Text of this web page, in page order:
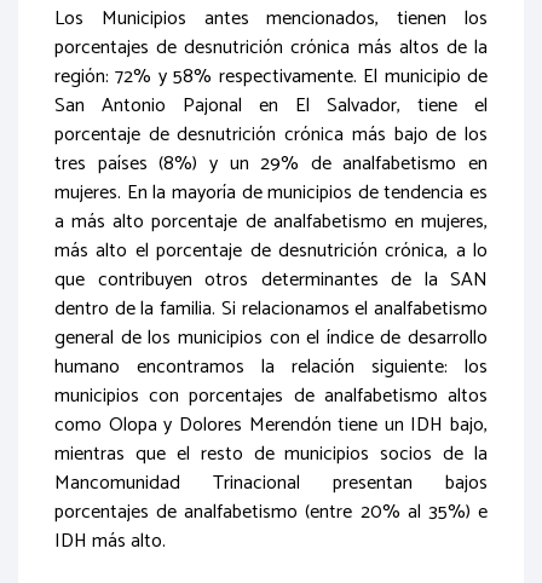
Los Municipios antes mencionados, tienen los
porcentajes de desnutrición crónica más altos de la
región: 72% y 58% respectivamente. El municipio de
San Antonio Pajonal en El Salvador, tiene el
porcentaje de desnutrición crónica más bajo de los
tres países (8%) y un 29% de analfabetismo en
mujeres. En la mayoría de municipios de tendencia es
a más alto porcentaje de analfabetismo en mujeres,
más alto el porcentaje de desnutrición crónica, a lo
que contribuyen otros determinantes de la SAN
dentro de la familia. Si relacionamos el analfabetismo
general de los municipios con el índice de desarrollo
humano encontramos la relación siguiente: los
municipios con porcentajes de analfabetismo altos
como Olopa y Dolores Merendón tiene un IDH bajo,
mientras que el resto de municipios socios de la
Mancomunidad Trinacional presentan bajos
porcentajes de analfabetismo (entre 20% al 35%) e
IDH más alto.